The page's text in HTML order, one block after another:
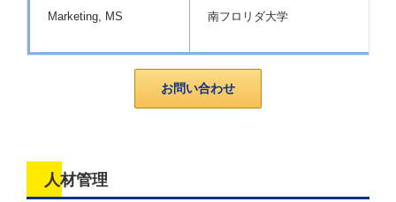
Marketing, MS 南フロリダ大学
お問い合わせ
人材管理